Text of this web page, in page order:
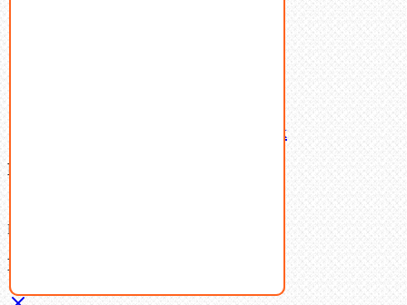
Латунный и бронзовый крепеж
Ваша корзина
В корзине нет товаров.
Поиск